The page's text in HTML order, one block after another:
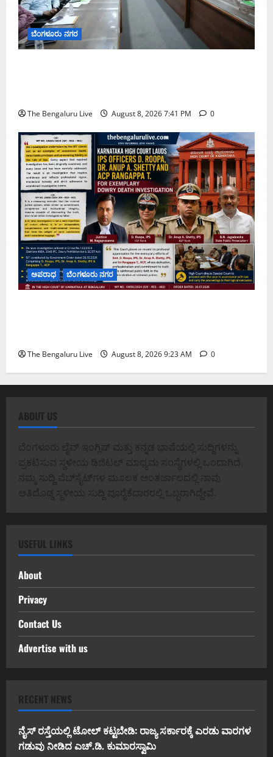
ಬೆಂಗಳೂರು ನಗರ
The Bengaluru Live August 8, 2026 7:41 PM 0
ಅಪರಾಧ ಬೆಂಗಳೂರು ನಗರ
The Bengaluru Live August 8, 2026 9:23 AM 0
ABOUT US
ಬೆಂಗಳೂರು ಲೈವ್ ಇಂಗ್ಲಿಷ್ ಮತ್ತು ಕನ್ನಡ ಭಾಷೆಯಲ್ಲಿ ಸುದ್ದಿಗಳನ್ನು
ಪ್ರಕಟಿಸುವ ಸ್ಥಳೀಯ ಡಿಜಿಟಲ್ ಮಾಧ್ಯಮ ಸಂಸ್ಥೆಗಳಲ್ಲಿ ಒಂದಾಗಿದೆ.
ನಮ್ಮ ಸುದ್ದಿ ವೆಬ್‌ಸೈಟ್‌ಗಳ ಮೂಲಕ ಅಂತರ್ಜಾಲದಲ್ಲಿ ನಾವು
ಅತಿದೊಡ್ಡ ಸ್ಥಳೀಯ ಸುದ್ದಿ ಪೂರೈಕೆದಾರರಲ್ಲಿ ಒಬ್ಬರಾಗಿದ್ದೇವೆ.
USEFUL LINKS
About
Privacy
Contact Us
Advertise with us
RECENT NEWS
ನೈಸ್ ರಸ್ತೆಯಲ್ಲಿ ಟೋಲ್ ಕಟ್ಟಬೇಡಿ: ರಾಜ್ಯ ಸರ್ಕಾರಕ್ಕೆ ಎರಡು ವಾರಗಳ
ಗಡುವು ನೀಡಿದ ಎಚ್.ಡಿ. ಕುಮಾರಸ್ವಾಮಿ